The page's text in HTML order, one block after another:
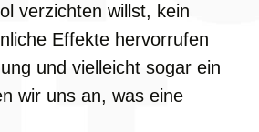
verzichten willst, kein
Effekte hervorrufen
und vielleicht sogar ein
wir uns an, was eine